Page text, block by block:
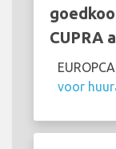
CUPRA
voor